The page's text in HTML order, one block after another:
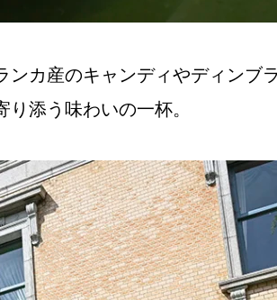
カ産のキャンディやディンブ
添う味わいの一杯。